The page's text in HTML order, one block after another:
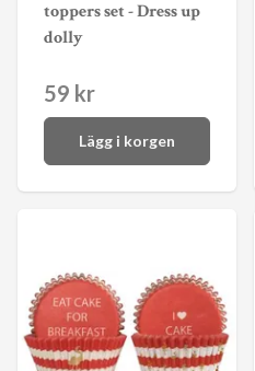
toppers set - Dress up
dolly
59 kr
Lägg i korgen